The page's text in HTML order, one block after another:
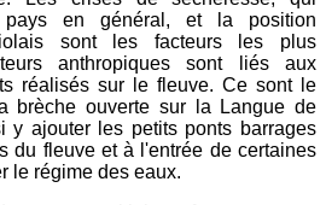
en général, et la position
sont les facteurs les plus
anthropiques sont liés aux
réalisés sur le fleuve. Ce sont le
brèche ouverte sur la Langue de
y ajouter les petits ponts barrages
du fleuve et à l'entrée de certaines
le régime des eaux.